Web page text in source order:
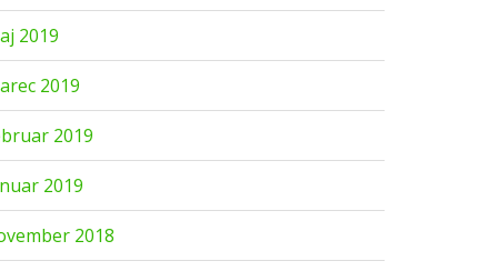
2019
2019
2019
2019
2018